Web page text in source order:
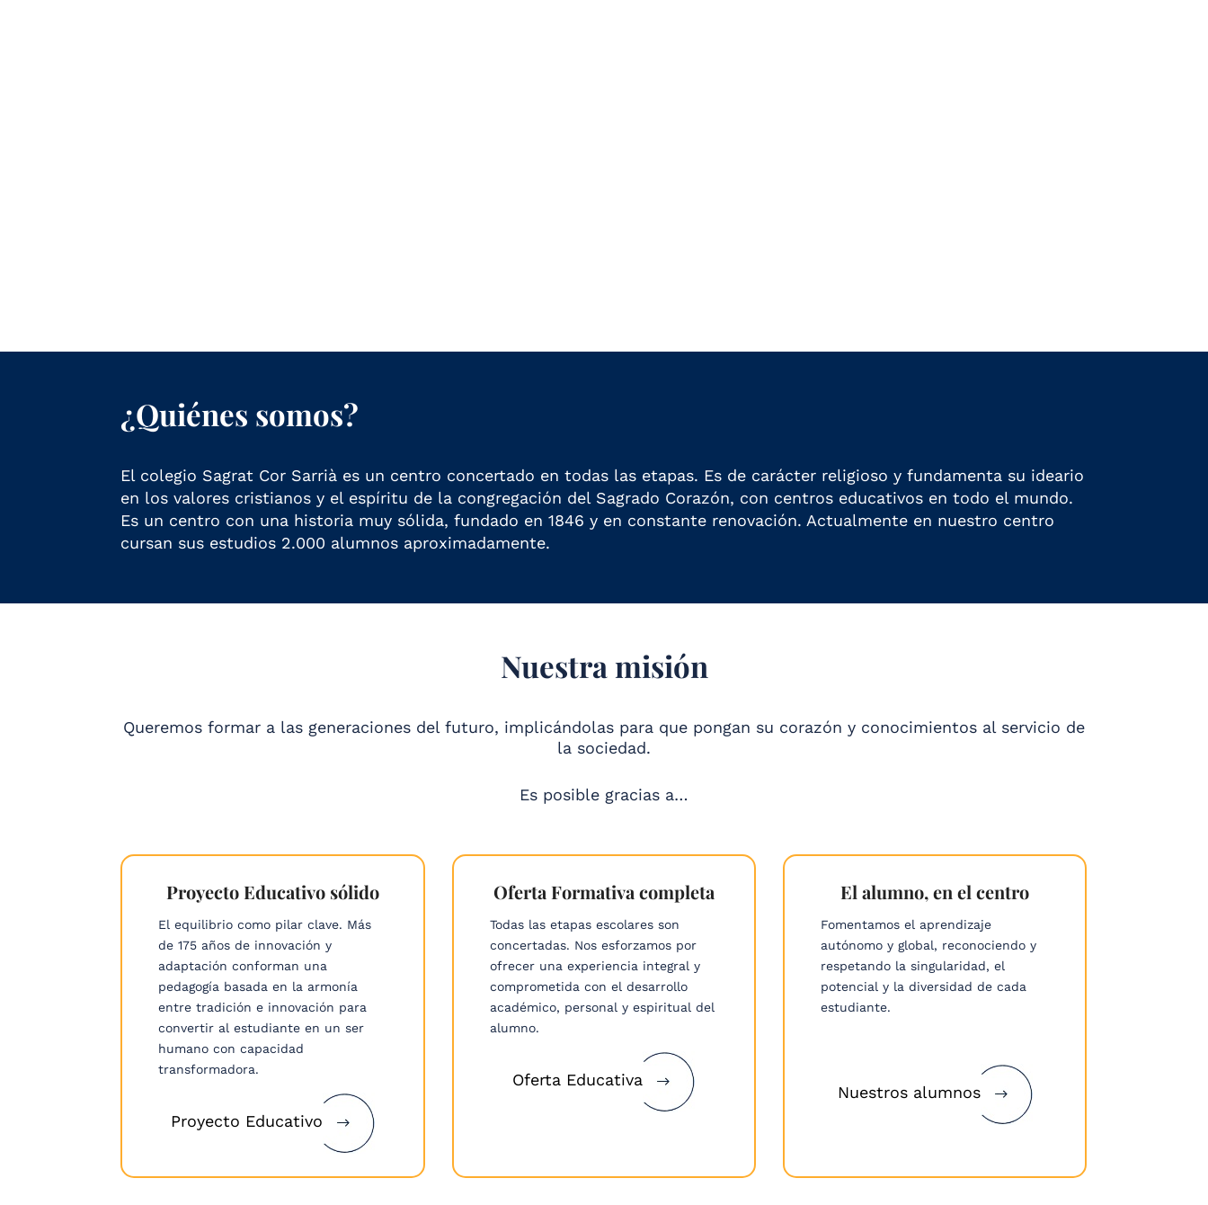
¿Quiénes somos?
El colegio Sagrat Cor Sarrià es un centro concertado en todas las etapas. Es de carácter religioso y fundamenta su ideario
en los valores cristianos y el espíritu de la congregación del Sagrado Corazón, con centros educativos en todo el mundo.
Es un centro con una historia muy sólida, fundado en 1846 y en constante renovación. Actualmente en nuestro centro
cursan sus estudios 2.000 alumnos aproximadamente.
Nuestra misión
Queremos formar a las generaciones del futuro, implicándolas para que pongan su corazón y conocimientos al servicio de
la sociedad.
Es posible gracias a…
Proyecto Educativo sólido
El equilibrio como pilar clave. Más
de 175 años de innovación y
adaptación conforman una
pedagogía basada en la armonía
entre tradición e innovación para
convertir al estudiante en un ser
humano con capacidad
transformadora.
Proyecto Educativo
Oferta Formativa completa
Todas las etapas escolares son
concertadas. Nos esforzamos por
ofrecer una experiencia integral y
comprometida con el desarrollo
académico, personal y espiritual del
alumno.
Oferta Educativa
El alumno, en el centro
Fomentamos el aprendizaje
autónomo y global, reconociendo y
respetando la singularidad, el
potencial y la diversidad de cada
estudiante.
Nuestros alumnos